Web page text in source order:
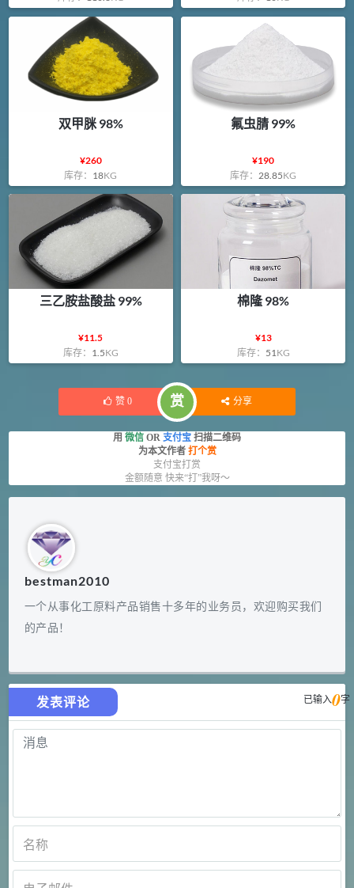
双甲脒 98%
¥260
库存： 18KG
氟虫腈 99%
¥190
库存： 28.85KG
三乙胺盐酸盐 99%
¥11.5
库存： 1.5KG
棉隆 98%
¥13
库存： 51KG
赞 0 赏 分享
用 微信 OR 支付宝 扫描二维码
为本文作者 打个赏
支付宝打赏
金额随意 快来“打”我呀～
bestman2010
一个从事化工原料产品销售十多年的业务员，欢迎购买我们
的产品！
发表评论 已输入0字